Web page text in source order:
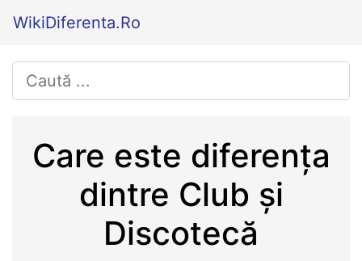
WikiDiferenta.Ro
Care este diferența
dintre Club și
Discotecă